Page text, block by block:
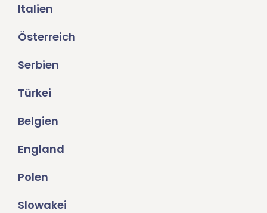
Italien
Österreich
Serbien
Türkei
Belgien
England
Polen
Slowakei